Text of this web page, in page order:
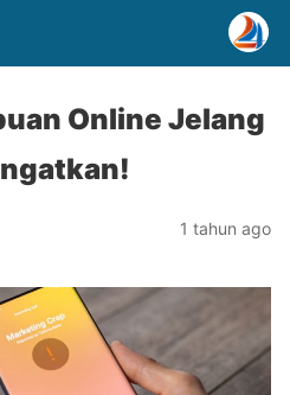
Online Jelang
1 tahun ago